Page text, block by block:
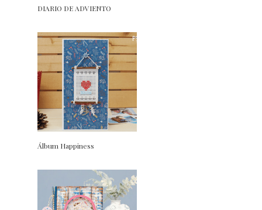
DIARIO DE ADVIENTO
Álbum Happiness